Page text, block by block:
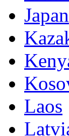
Japan
Laos